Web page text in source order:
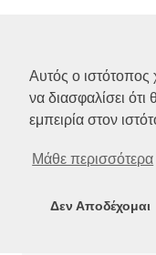
Αυτός ο ιστότοπος
να διασφαλίσει ότι
εμπειρία στον
Μάθε περισσότερα
Δεν Αποδέχομαι
Ο σοφός δεν παύει